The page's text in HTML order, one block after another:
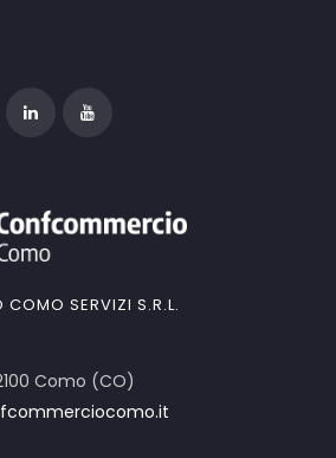
SERVIZI S.R.L.
Como (CO)